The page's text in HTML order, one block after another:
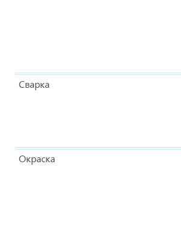
Сварка
Окраска